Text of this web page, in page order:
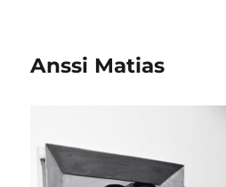
Anssi Matias